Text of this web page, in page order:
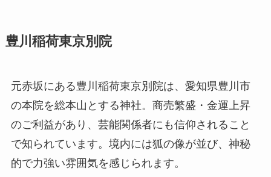
豊川稲荷東京別院
元赤坂にある豊川稲荷東京別院は、愛知県豊川市
の本院を総本山とする神社。商売繁盛・金運上昇
のご利益があり、芸能関係者にも信仰されること
で知られています。境内には狐の像が並び、神秘
的で力強い雰囲気を感じられます。